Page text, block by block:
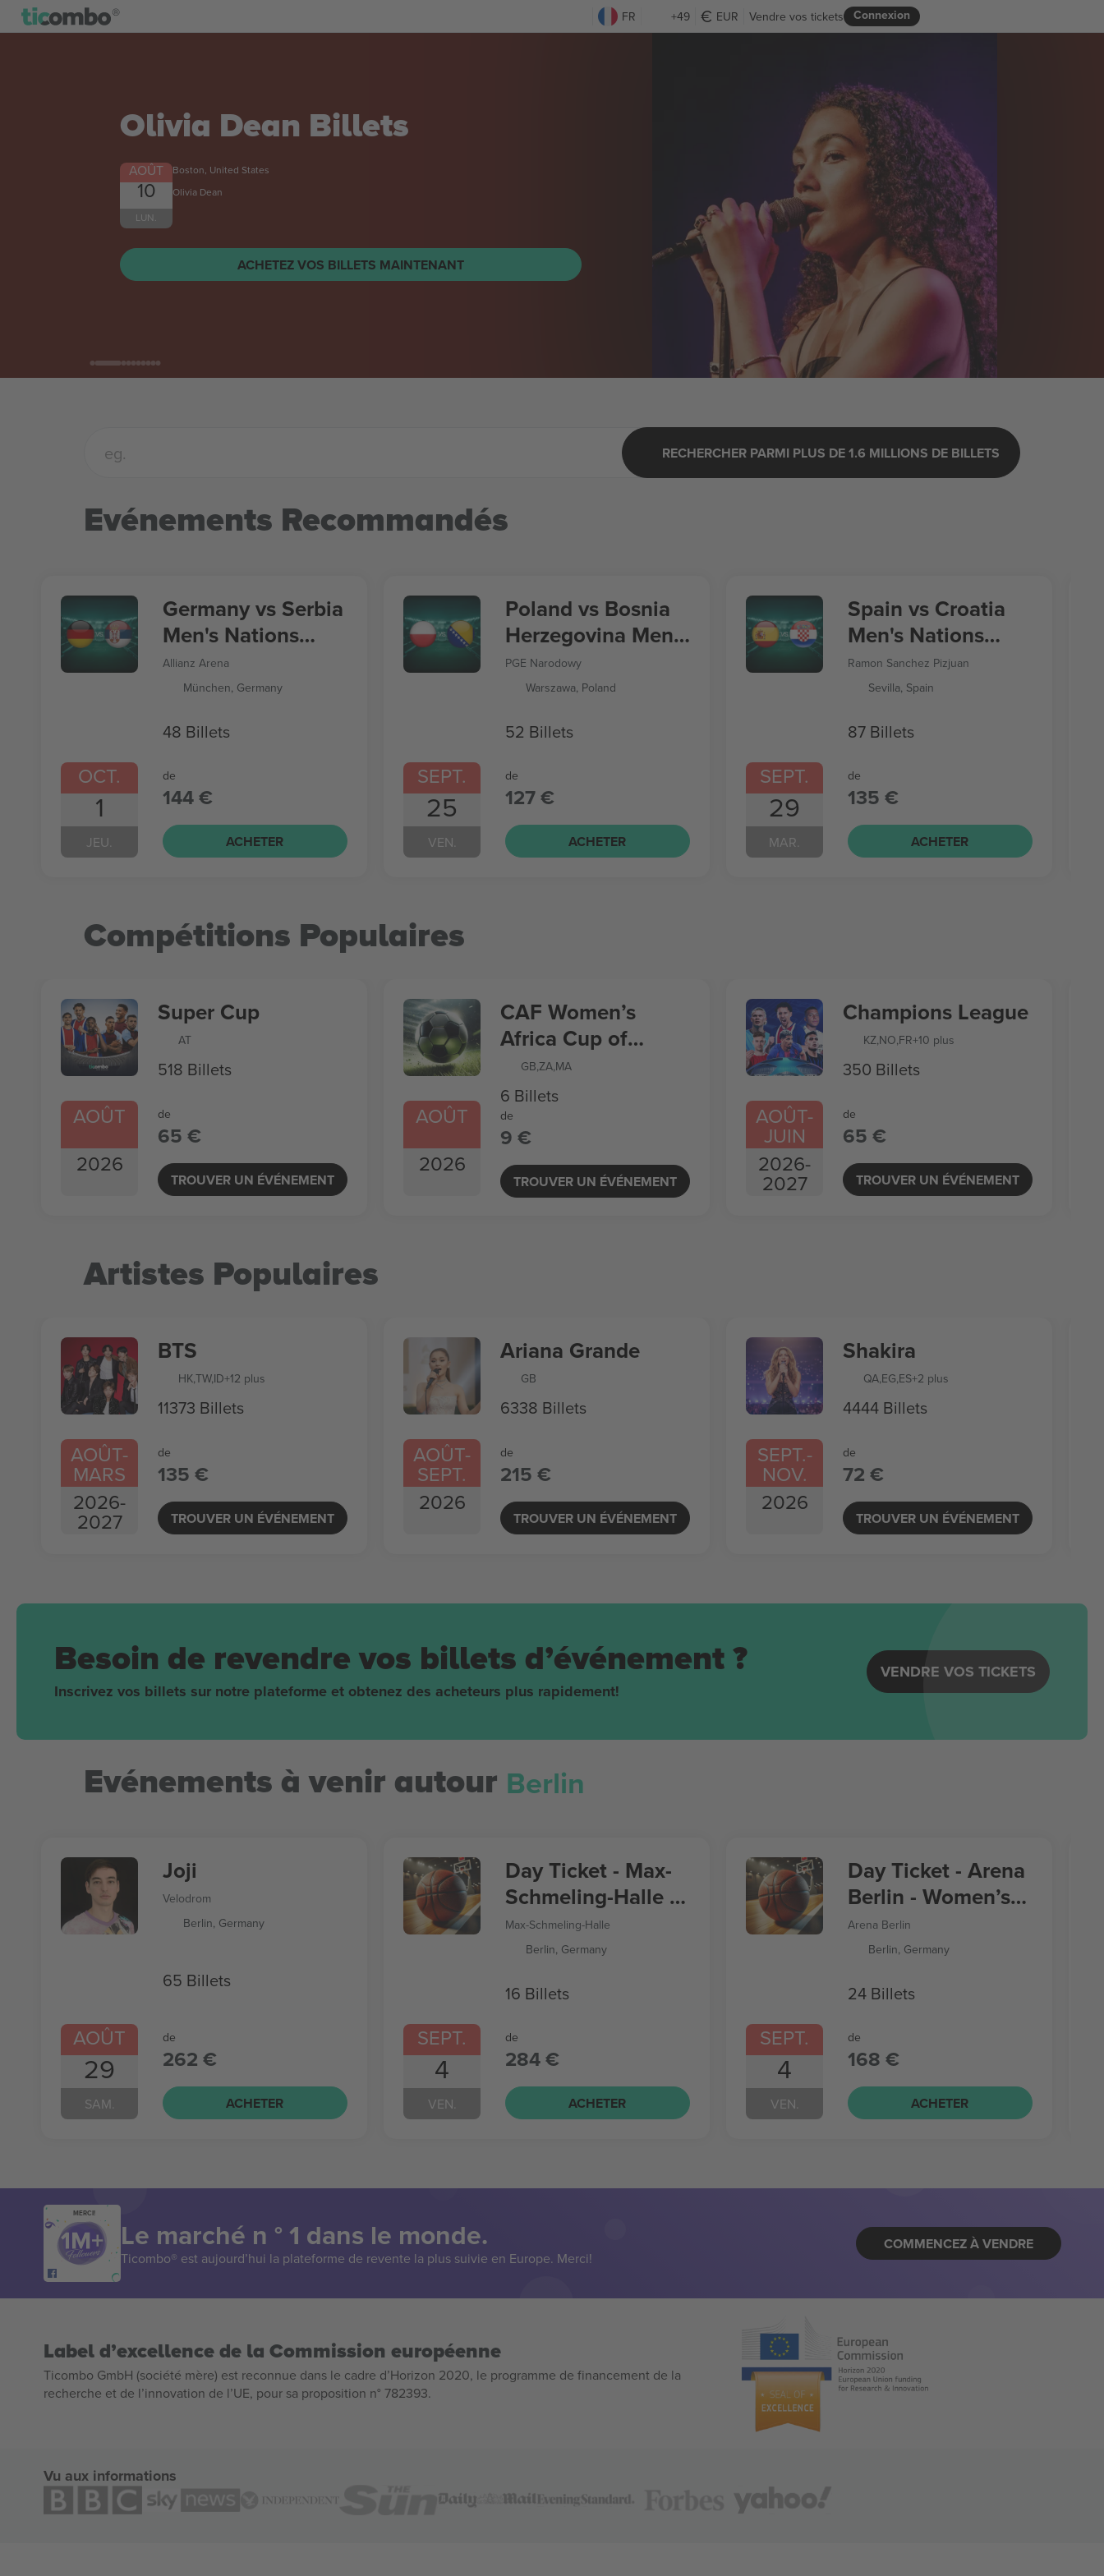
FR +49 EUR Connexion
Vendre vos tickets
Olivia Dean Billets
AOÛT
10
LUN.
Boston, United States
Olivia Dean
ACHETEZ VOS BILLETS MAINTENANT
RECHERCHER PARMI PLUS DE 1.6 MILLIONS DE BILLETS
Evénements Recommandés
OCT.
1
JEU.
Germany vs Serbia
Men's Nations
League
Allianz Arena
München, Germany
48 Billets
de
144 €
ACHETER
SEPT.
25
VEN.
Poland vs Bosnia
Herzegovina Men's
Nations League
PGE Narodowy
Warszawa, Poland
52 Billets
de
127 €
ACHETER
SEPT.
29
MAR.
Spain vs Croatia
Men's Nations
League
Ramon Sanchez Pizjuan
Sevilla, Spain
87 Billets
de
135 €
ACHETER
Compétitions Populaires
AOÛT
2026
Super Cup
AT
518 Billets
de
65 €
TROUVER UN ÉVÉNEMENT
AOÛT
2026
CAF Women’s
Africa Cup of
Nations
GB,ZA,MA
6 Billets
de
9 €
TROUVER UN ÉVÉNEMENT
AOÛT-
JUIN
2026-
2027
Champions League
KZ,NO,FR+10 plus
350 Billets
de
65 €
TROUVER UN ÉVÉNEMENT
Artistes Populaires
AOÛT-
MARS
2026-
2027
BTS
HK,TW,ID+12 plus
11373 Billets
de
135 €
TROUVER UN ÉVÉNEMENT
AOÛT-
SEPT.
2026
Ariana Grande
GB
6338 Billets
de
215 €
TROUVER UN ÉVÉNEMENT
SEPT.-
NOV.
2026
Shakira
QA,EG,ES+2 plus
4444 Billets
de
72 €
TROUVER UN ÉVÉNEMENT
Besoin de revendre vos billets d’événement ?
Inscrivez vos billets sur notre plateforme et obtenez des acheteurs plus rapidement!
VENDRE VOS TICKETS
Evénements à venir autour Berlin
AOÛT
29
SAM.
Joji
Velodrom
Berlin, Germany
65 Billets
de
262 €
ACHETER
SEPT.
4
VEN.
Day Ticket - Max-
Schmeling-Halle -
Women’s
Basketball World
Max-Schmeling-Halle
Berlin, Germany
16 Billets
de
284 €
ACHETER
SEPT.
4
VEN.
Day Ticket - Arena
Berlin - Women’s
Basketball World
Cup
Arena Berlin
Berlin, Germany
24 Billets
de
168 €
ACHETER
MERCI!
Le marché n ° 1 dans le monde.
Ticombo® est aujourd’hui la plateforme de revente la plus suivie en Europe. Merci!
COMMENCEZ À VENDRE
Label d’excellence de la Commission européenne
Ticombo GmbH (société mère) est reconnue dans le cadre d’Horizon 2020, le programme de financement de la
recherche et de l’innovation de l’UE, pour sa proposition n° 782393.
Vu aux informations